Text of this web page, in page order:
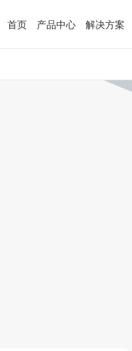
首页 产品中心 解决方案